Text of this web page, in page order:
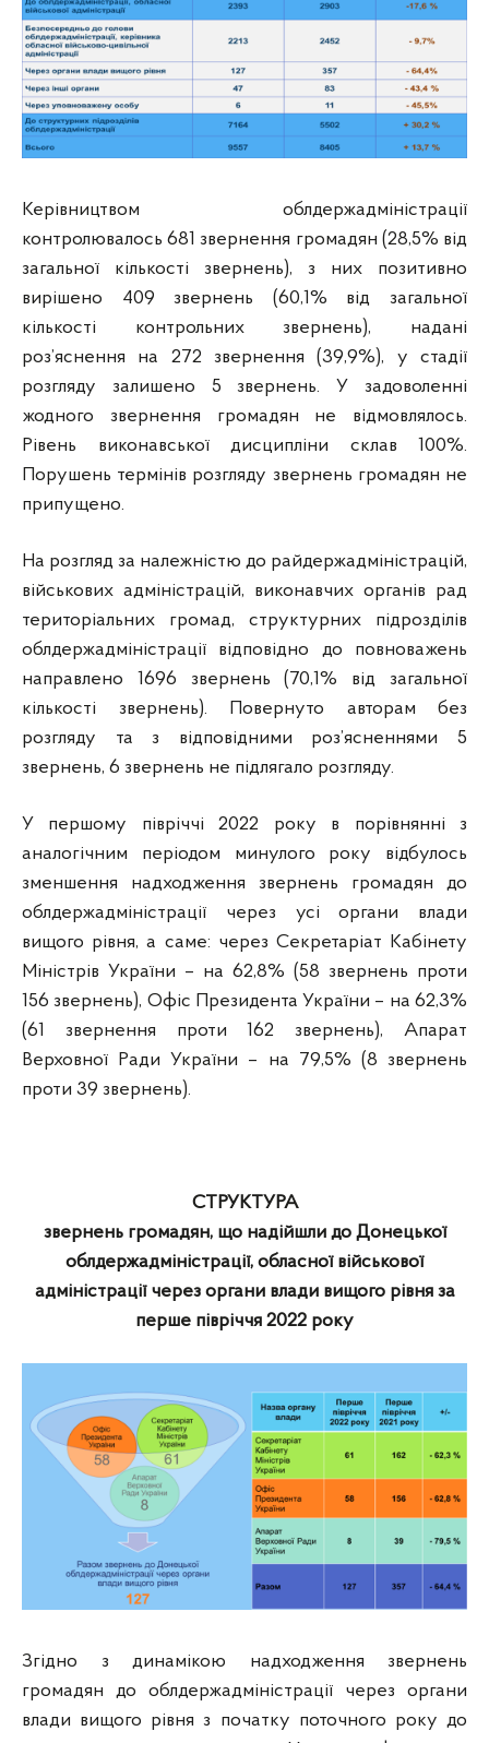
Керівництвом облдержадміністрації
контролювалось 681 звернення громадян (28,5% від
загальної кількості звернень), з них позитивно
вирішено 409 звернень (60,1% від загальної
кількості контрольних звернень), надані
роз’яснення на 272 звернення (39,9%), у стадії
розгляду залишено 5 звернень. У задоволенні
жодного звернення громадян не відмовлялось.
Рівень виконавської дисципліни склав 100%.
Порушень термінів розгляду звернень громадян не
припущено.
На розгляд за належністю до райдержадміністрацій,
військових адміністрацій, виконавчих органів рад
територіальних громад, структурних підрозділів
облдержадміністрації відповідно до повноважень
направлено 1696 звернень (70,1% від загальної
кількості звернень). Повернуто авторам без
розгляду та з відповідними роз’ясненнями 5
звернень, 6 звернень не підлягало розгляду.
У першому півріччі 2022 року в порівнянні з
аналогічним періодом минулого року відбулось
зменшення надходження звернень громадян до
облдержадміністрації через усі органи влади
вищого рівня, а саме: через Секретаріат Кабінету
Міністрів України – на 62,8% (58 звернень проти
156 звернень), Офіс Президента України – на 62,3%
(61 звернення проти 162 звернень), Апарат
Верховної Ради України – на 79,5% (8 звернень
проти 39 звернень).
СТРУКТУРА
звернень громадян, що надійшли до Донецької
облдержадміністрації, обласної військової
адміністрації через органи влади вищого рівня за
перше півріччя 2022 року
Згідно з динамікою надходження звернень
громадян до облдержадміністрації через органи
влади вищого рівня з початку поточного року до